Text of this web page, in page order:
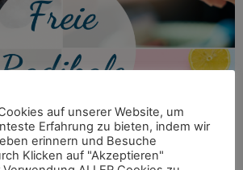
auf unserer Website, um
Erfahrung zu bieten, indem wir
erinnern und Besuche
Klicken auf "Akzeptieren"